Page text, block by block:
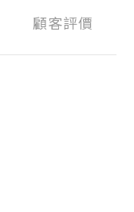
顧客評價